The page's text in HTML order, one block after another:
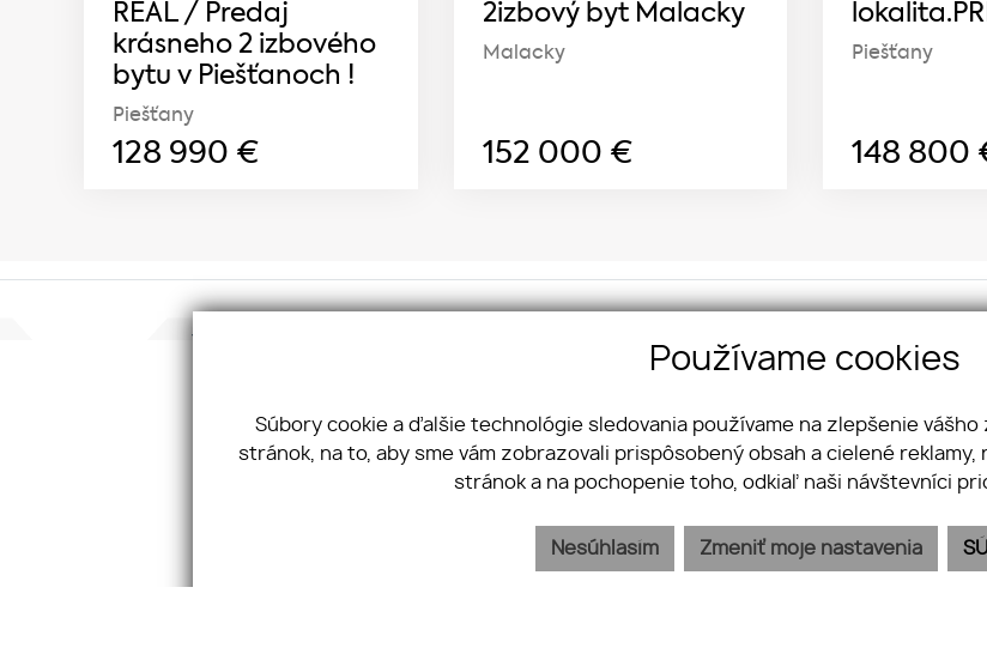
REAL / Predaj
krásneho 2 izbového
bytu v Piešťanoch !
Piešťany
128 990 €
2izbový byt Malacky
Malacky
152 000 €
Piešťany
148 800
811 02 Bratislava - mestská časť Staré Mesto
Tel:+421 950 356 356
Používame cookies
Súbory cookie a ďalšie technológie sledovania používame na zlepšenie
stránok, na to, aby sme vám zobrazovali prispôsobený obsah a cielené
stránok a na pochopenie toho, odkiaľ naši návštevníci
Nesúhlasím Zmeniť moje nastavenia